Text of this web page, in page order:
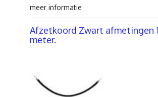
meer informatie
Afzetkoord Zwart afmetingen
meter.